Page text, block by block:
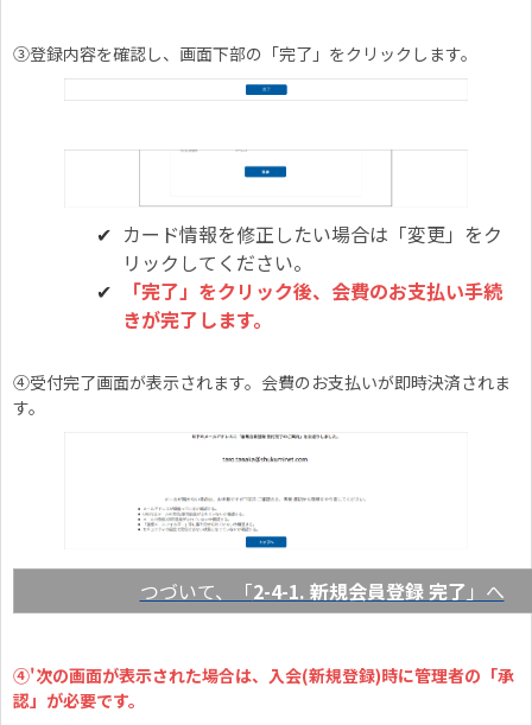
③登録内容を確認し、画面下部の「完了」をクリックします。
カード情報を修正したい場合は「変更」をク
リックしてください。
「完了」をクリック後、会費のお⽀払い⼿続
きが完了します。
④受付完了画面が表示されます。会費のお支払いが即時決済されま
す。
つづいて、「2-4-1. 新規会員登録 完了 」へ
④'次の画面が表示された場合は、入会(新規登録)時に管理者の「承
認」が必要です。